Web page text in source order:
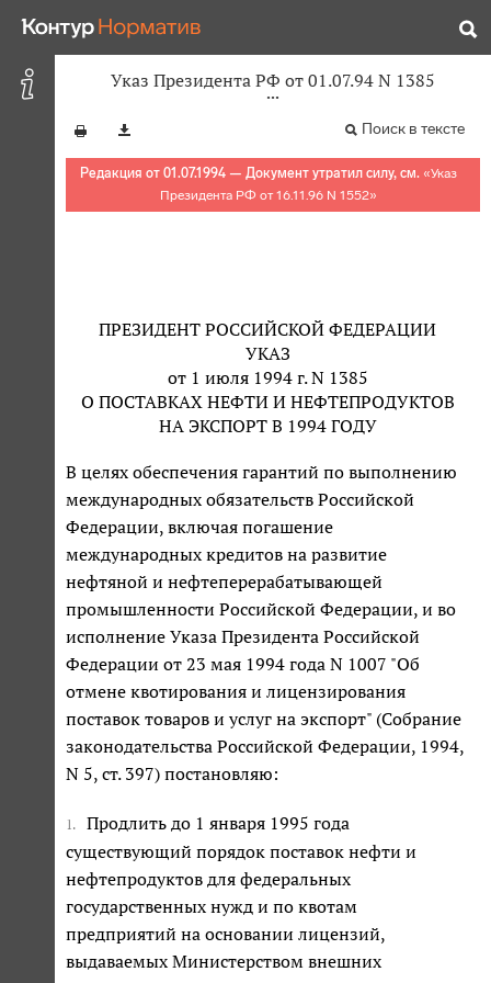
Указ Президента РФ от 01.07.94 N 1385
Поиск в тексте
Редакция от 01.07.1994 — Документ утратил силу, см. «Указ
Президента РФ от 16.11.96 N 1552»
ПРЕЗИДЕНТ РОССИЙСКОЙ ФЕДЕРАЦИИ
УКАЗ
от 1 июля 1994 г. N 1385
О ПОСТАВКАХ НЕФТИ И НЕФТЕПРОДУКТОВ
НА ЭКСПОРТ В 1994 ГОДУ
В целях обеспечения гарантий по выполнению
международных обязательств Российской
Федерации, включая погашение
международных кредитов на развитие
нефтяной и нефтеперерабатывающей
промышленности Российской Федерации, и во
исполнение Указа Президента Российской
Федерации от 23 мая 1994 года N 1007 "Об
отмене квотирования и лицензирования
поставок товаров и услуг на экспорт" (Собрание
законодательства Российской Федерации, 1994,
N 5, ст. 397) постановляю:
1.
Продлить до 1 января 1995 года
существующий порядок поставок нефти и
нефтепродуктов для федеральных
государственных нужд и по квотам
предприятий на основании лицензий,
выдаваемых Министерством внешних